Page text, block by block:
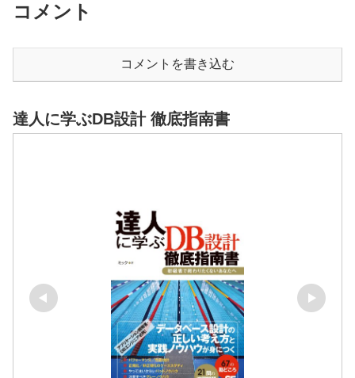
コメント
コメントを書き込む
達人に学ぶDB設計 徹底指南書